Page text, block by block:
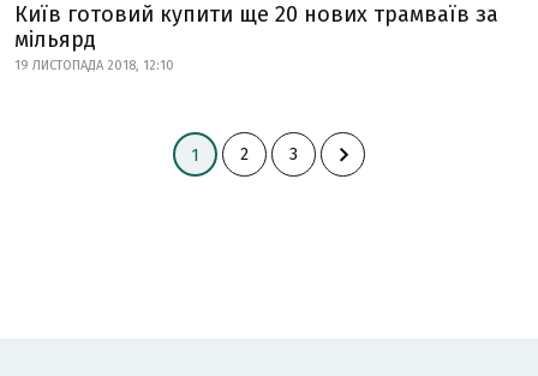
Київ готовий купити ще 20 нових трамваїв за
мільярд
19 ЛИСТОПАДА 2018, 12:10
1 2 3